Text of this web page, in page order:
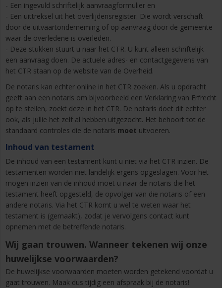
- Een ingevuld schriftelijk aanvraagformulier en
- Een uittreksel uit het overlijdensregister. Die wordt verschaft
door de uitvaartonderneming of op aanvraag door de gemeente
waar de overledene is overleden.
- Deze stukken stuurt u naar het CTR. U kunt alleen schriftelijk
een aanvraag doen. De actuele adres- en contactgegevens van
het CTR staan op de website van de Overheid.
De notaris kan echter online in het CTR zoeken. Als u opdracht
geeft aan een notaris om bijvoorbeeld een Verklaring van Erfrecht
op te stellen, zoekt deze in het CTR. De notaris doet dit echter
ook, als jullie het zelf al hebben uitgezocht. Het behoort tot de
standaard controles die de notaris moet uitvoeren.
Inhoud van testament
De inhoud van een testament kunt u niet via het CTR inzien. De
testamenten worden niet landelijk ergens opgeslagen. Voor het
mogen inzien van de inhoud moet u naar de notaris die het
testament heeft opgesteld, de opvolger van die notaris of een
andere notaris. Via het CTR komt u wel te weten waar het
testament is (gemaakt), zodat je vervolgens contact kunt
opnemen met de betreffende notaris.
Wij gaan trouwen. Wanneer tekenen wij onze
huwelijkse voorwaarden?
De huwelijkse voorwaarden moeten worden getekend voordat u
gaat trouwen. Maak dus tijdig een afspraak bij de notaris!